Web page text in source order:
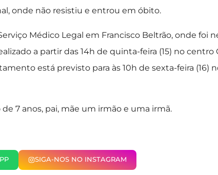
onde não resistiu e entrou em óbito.
Médico Legal em Francisco Beltrão, onde foi
a partir das 14h de quinta-feira (15) no
está previsto para às 10h de sexta-feira (16)
7 anos, pai, mãe um irmão e uma irmã.
SIGA-NOS NO INSTAGRAM